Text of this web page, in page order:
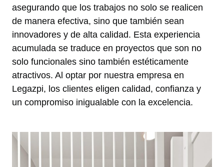
asegurando que los trabajos no solo se realicen
de manera efectiva, sino que también sean
innovadores y de alta calidad. Esta experiencia
acumulada se traduce en proyectos que son no
solo funcionales sino también estéticamente
atractivos. Al optar por nuestra empresa en
Legazpi, los clientes eligen calidad, confianza y
un compromiso inigualable con la excelencia.